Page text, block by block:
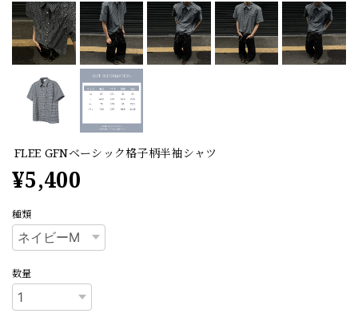
FLEE GFNベーシック格子柄半袖シャツ
¥5,400
種類
数量